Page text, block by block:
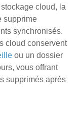
cloud, la
supprime
synchronisés.
cloud conservent
ou un dossier
vous offrant
supprimés après